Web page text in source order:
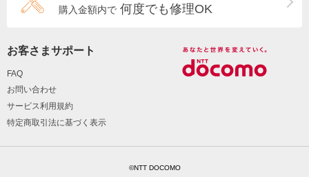
購入金額内で 何度でも修理OK
お客さまサポート
FAQ
お問い合わせ
サービス利用規約
特定商取引法に基づく表示
©NTT DOCOMO